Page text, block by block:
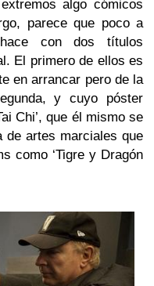
algo cómicos
parece que poco a
con dos títulos
El primero de ellos es
en arrancar pero de la
y cuyo póster
Chi’, que él mismo se
de artes marciales que
como ‘Tigre y Dragón